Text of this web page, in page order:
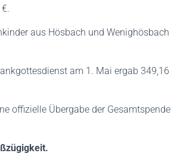
aus Hösbach und Wenighösbach
am 1. Mai ergab 349,16
offizielle Übergabe der Gesamtspende